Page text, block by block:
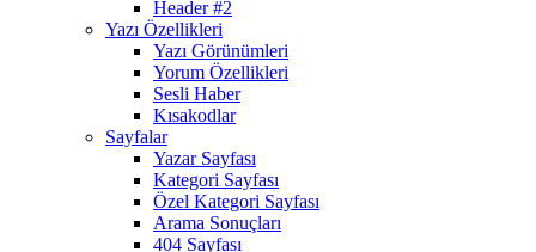
Header #2
Yazı Özellikleri
Yazı Görünümleri
Yorum Özellikleri
Sesli Haber
Kısakodlar
Sayfalar
Yazar Sayfası
Kategori Sayfası
Özel Kategori Sayfası
Arama Sonuçları
404 Sayfası